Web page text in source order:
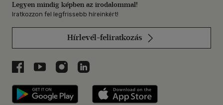
Legyen mindig képben az irodalommal!
Iratkozzon fel legfrissebb híreinkért!
Hírlevél-feliratkozás
Libri a Facebookon
Libri a Youtube-on
Libri az Instagramon
Libri a LinkedInen
Libri applikáció Szerezd meg: Google